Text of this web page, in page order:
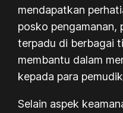
mendapatkan
posko pengamanan,
terpadu di berbagai
membantu dalam
kepada para
Selain aspek